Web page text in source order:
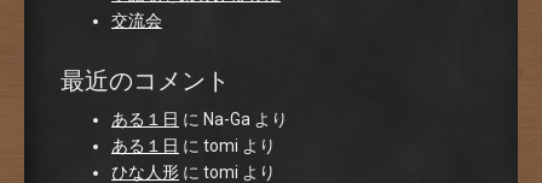
交流会
最近のコメント
ある１日 に Na-Ga より
ある１日 に tomi より
ひな人形 に tomi より